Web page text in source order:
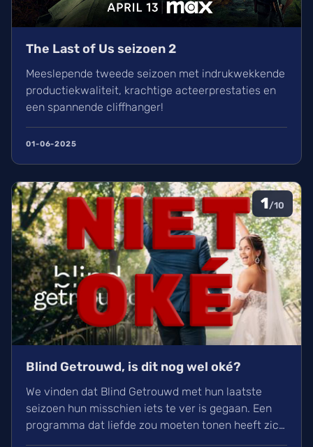
The Last of Us seizoen 2
Meeslepende tweede seizoen met indrukwekkende
productiekwaliteit, krachtige acteerprestaties en
een spannende cliffhanger!
01-06-2025
1/10
Blind Getrouwd, is dit nog wel oké?
We vinden dat Blind Getrouwd met hun laatste
seizoen hun misschien iets te ver is gegaan. Een
programma dat liefde zou moeten tonen heeft zich